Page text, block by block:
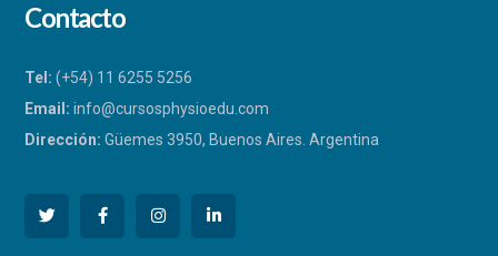
Contacto
Tel: (+54) 11 6255 5256
Email: info@cursosphysioedu.com
Dirección: Güemes 3950, Buenos Aires. Argentina